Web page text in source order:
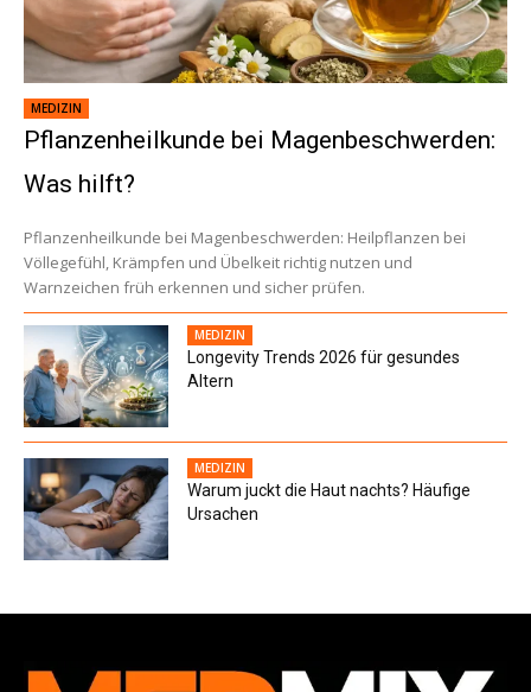
MEDIZIN
Pflanzenheilkunde bei Magenbeschwerden:
Was hilft?
Pflanzenheilkunde bei Magenbeschwerden: Heilpflanzen bei
Völlegefühl, Krämpfen und Übelkeit richtig nutzen und
Warnzeichen früh erkennen und sicher prüfen.
MEDIZIN
Longevity Trends 2026 für gesundes
Altern
MEDIZIN
Warum juckt die Haut nachts? Häufige
Ursachen